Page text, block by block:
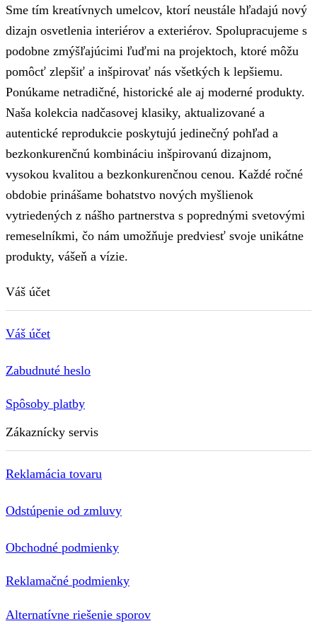
Sme tím kreatívnych umelcov, ktorí neustále hľadajú nový
dizajn osvetlenia interiérov a exteriérov. Spolupracujeme s
podobne zmýšľajúcimi ľuďmi na projektoch, ktoré môžu
pomôcť zlepšiť a inšpirovať nás všetkých k lepšiemu.
Ponúkame netradičné, historické ale aj moderné produkty.
Naša kolekcia nadčasovej klasiky, aktualizované a
autentické reprodukcie poskytujú jedinečný pohľad a
bezkonkurenčnú kombináciu inšpirovanú dizajnom,
vysokou kvalitou a bezkonkurenčnou cenou. Každé ročné
obdobie prinášame bohatstvo nových myšlienok
vytriedených z nášho partnerstva s poprednými svetovými
remeselníkmi, čo nám umožňuje predviesť svoje unikátne
produkty, vášeň a vízie.
Váš účet
Váš účet
Zabudnuté heslo
Spôsoby platby
Zákaznícky servis
Reklamácia tovaru
Odstúpenie od zmluvy
Obchodné podmienky
Reklamačné podmienky
Alternatívne riešenie sporov